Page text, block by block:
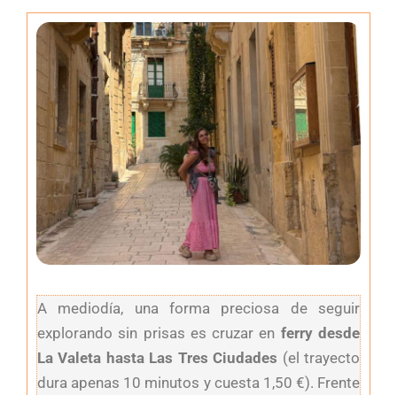
A mediodía, una forma preciosa de seguir
explorando sin prisas es cruzar en ferry desde
La Valeta hasta Las Tres Ciudades (el trayecto
dura apenas 10 minutos y cuesta 1,50 €). Frente